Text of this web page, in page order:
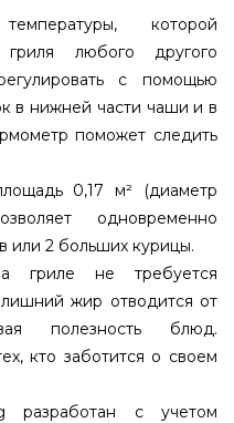
которой
гриля любого другого
с помощью
в нижней части чаши и в
поможет следить
0,17 м² (диаметр
одновременно
или 2 больших курицы.
гриле не требуется
жир отводится от
полезность блюд.
кто заботится о своем
с учетом